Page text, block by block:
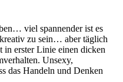
viel spannender ist es
zu sein… aber täglich
in erster Linie einen dicken
Unsexy,
das Handeln und Denken